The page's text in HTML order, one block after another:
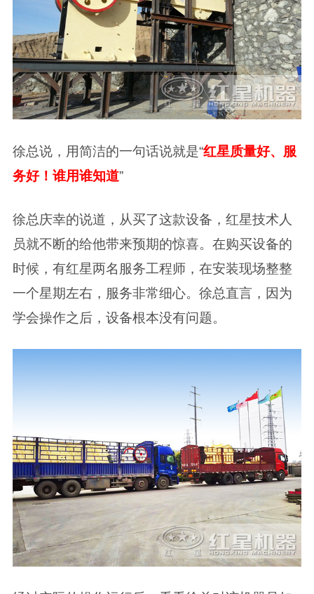
徐总说，用简洁的一句话说就是“红星质量好、服
务好！谁用谁知道”
徐总庆幸的说道，从买了这款设备，红星技术人
员就不断的给他带来预期的惊喜。在购买设备的
时候，有红星两名服务工程师，在安装现场整整
一个星期左右，服务非常细心。徐总直言，因为
学会操作之后，设备根本没有问题。